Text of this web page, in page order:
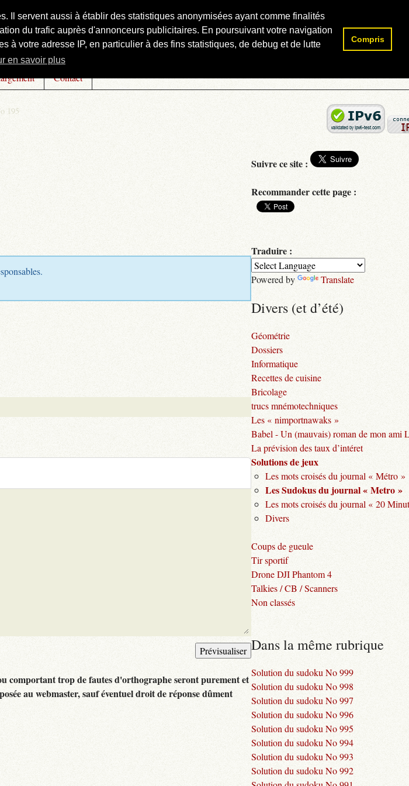
Il servent aussi à établir des statistiques anonymisées ayant comme finalités
du trafic auprès d'annonceurs publicitaires. En poursuivant votre navigation
à votre adresse IP, en particulier à des fins statistiques, de debug et de lutte
en savoir plus
Compris
Contact
195
comportant trop de fautes d'orthographe seront purement et
au webmaster, sauf éventuel droit de réponse dûment
Rechercher :
Suivre ce site :
Recommander cette page :
Traduire :
Powered by Translate
Divers (et d’été)
Géométrie
Dossiers
Informatique
Recettes de cuisine
Bricolage
trucs mnémotechniques
Les « nimportnawaks »
Babel - Un (mauvais) roman de mon ami
La prévision des taux d’intéret
Solutions de jeux
Les mots croisés du journal « Métro »
Les Sudokus du journal « Metro »
Les mots croisés du journal « 20
Divers
Coups de gueule
Tir sportif
Drone DJI Phantom 4
Talkies / CB / Scanners
Non classés
Dans la même rubrique
Solution du sudoku No 999
Solution du sudoku No 998
Solution du sudoku No 997
Solution du sudoku No 996
Solution du sudoku No 995
Solution du sudoku No 994
Solution du sudoku No 993
Solution du sudoku No 992